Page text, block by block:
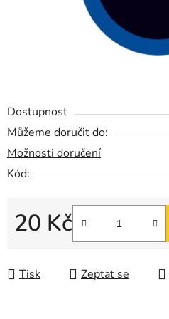
Dostupnost
Můžeme doručit do:
Možnosti doručení
Kód:
20 Kč
Měrná cena:
Tisk Zeptat se